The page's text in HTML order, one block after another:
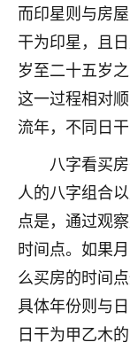
而印星则与房
干为印星，且
岁至二十五岁
这一过程相对
流年，不同日干
八字看买
人的八字组合
点是，通过观
时间点。如果
么买房的时间
具体年份则与
日干为甲乙木
付深
我是公司人
三个，找老
着我晋升
太岁还有一
后，我以
3000，非
鹿森：
12小时前 来
心心相印
我身体不太
问题，反正